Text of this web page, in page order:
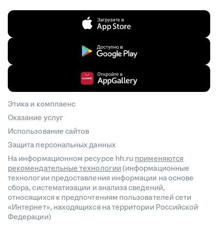
Этика и комплаенс
Оказание услуг
Использование сайтов
Защита персональных данных
На информационном ресурсе hh.ru применяются
рекомендательные технологии(информационные
технологии предоставления информации на основе
сбора, систематизации и анализа сведений,
относящихся к предпочтениям пользователей сети
«Интернет», находящихся на территории Российской
Федерации)